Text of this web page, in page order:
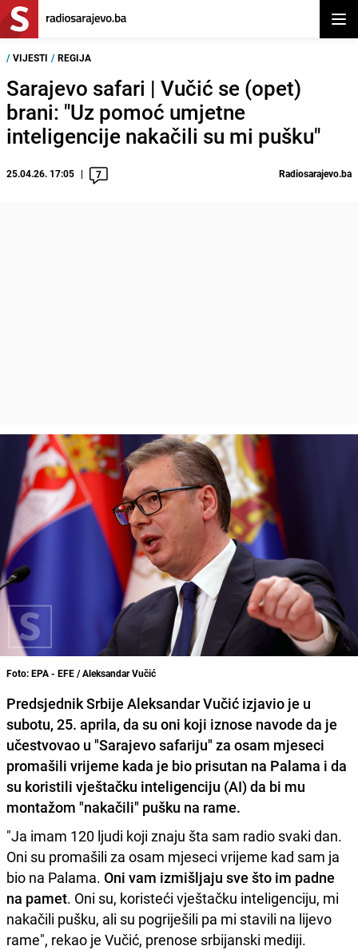
/ VIJESTI / REGIJA
Sarajevo safari | Vučić se (opet)
brani: "Uz pomoć umjetne
inteligencije nakačili su mi pušku"
25.04.26. 17:05 7 Radiosarajevo.ba
Foto: EPA - EFE / Aleksandar Vučić
Predsjednik Srbije Aleksandar Vučić izjavio je u
subotu, 25. aprila, da su oni koji iznose navode da je
učestvovao u "Sarajevo safariju" za osam mjeseci
promašili vrijeme kada je bio prisutan na Palama i da
su koristili vještačku inteligenciju (AI) da bi mu
montažom "nakačili" pušku na rame.
"Ja imam 120 ljudi koji znaju šta sam radio svaki dan.
Oni su promašili za osam mjeseci vrijeme kad sam ja
bio na Palama. Oni vam izmišljaju sve što im padne
na pamet. Oni su, koristeći vještačku inteligenciju, mi
nakačili pušku, ali su pogriješili pa mi stavili na lijevo
rame", rekao je Vučić, prenose srbijanski mediji.